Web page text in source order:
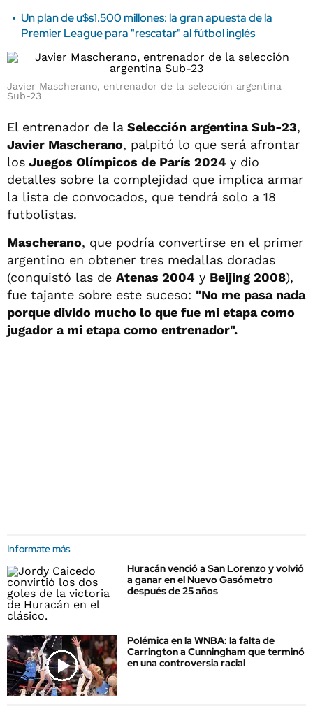
Un plan de u$s1.500 millones: la gran apuesta de la
Premier League para "rescatar" al fútbol inglés
Javier Mascherano, entrenador de la selección argentina
Sub-23
El entrenador de la Selección argentina Sub-23,
Javier Mascherano, palpitó lo que será afrontar
los Juegos Olímpicos de París 2024 y dio
detalles sobre la complejidad que implica armar
la lista de convocados, que tendrá solo a 18
futbolistas.
Mascherano, que podría convertirse en el primer
argentino en obtener tres medallas doradas
(conquistó las de Atenas 2004 y Beijing 2008),
fue tajante sobre este suceso: "No me pasa nada
porque divido mucho lo que fue mi etapa como
jugador a mi etapa como entrenador".
Informate más
Huracán venció a San Lorenzo y volvió
a ganar en el Nuevo Gasómetro
después de 25 años
Polémica en la WNBA: la falta de
Carrington a Cunningham que terminó
en una controversia racial